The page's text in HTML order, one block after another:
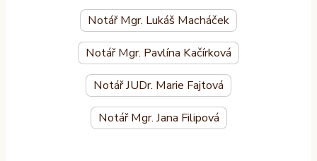
Notář Mgr. Lukáš Macháček
Notář Mgr. Pavlína Kačírková
Notář JUDr. Marie Fajtová
Notář Mgr. Jana Filipová